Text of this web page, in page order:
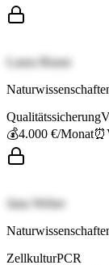
Laura Braun
Qualitätssicherung
💰4.000 €/Monat⏰
Jana Weber
ZellkulturPCR